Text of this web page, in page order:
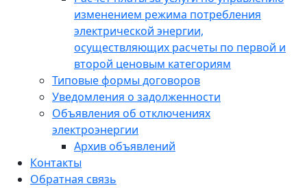
изменением режима потребления
электрической энергии,
осуществляющих расчеты по первой и
второй ценовым категориям
Типовые формы договоров
Уведомления о задолженности
Объявления об отключениях
электроэнергии
Архив объявлений
Контакты
Обратная связь